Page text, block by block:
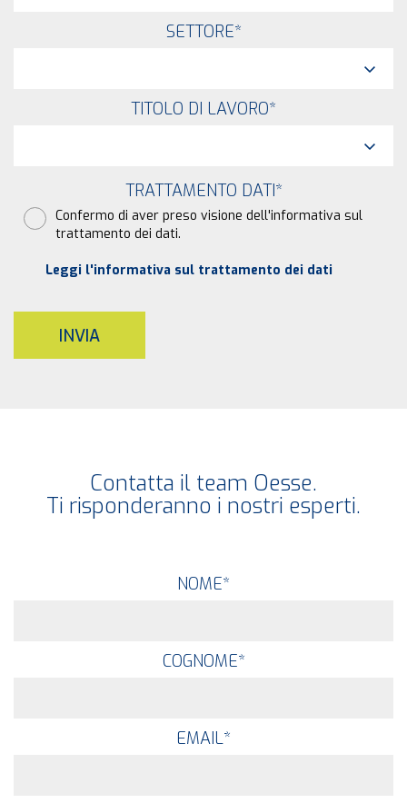
SETTORE*
TITOLO DI LAVORO*
TRATTAMENTO DATI*
Confermo di aver preso visione dell'informativa sul
trattamento dei dati.
Leggi l'informativa sul trattamento dei dati
INVIA
Contatta il team Oesse.
Ti risponderanno i nostri esperti.
NOME*
COGNOME*
EMAIL*